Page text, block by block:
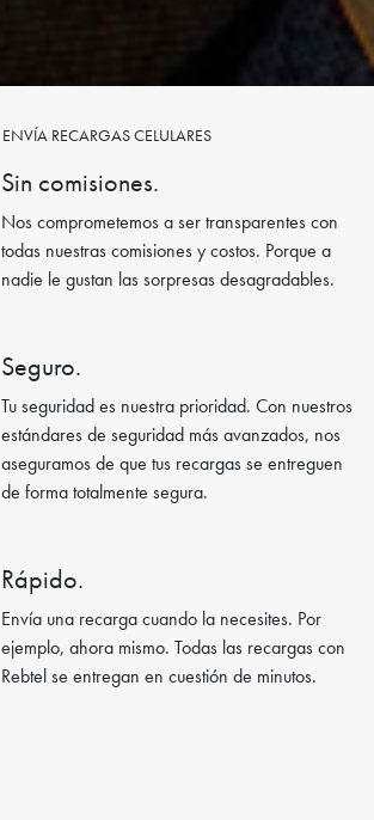
ENVÍA RECARGAS CELULARES
Sin comisiones.
Nos comprometemos a ser transparentes con
todas nuestras comisiones y costos. Porque a
nadie le gustan las sorpresas desagradables.
Seguro.
Tu seguridad es nuestra prioridad. Con nuestros
estándares de seguridad más avanzados, nos
aseguramos de que tus recargas se entreguen
de forma totalmente segura.
Rápido.
Envía una recarga cuando la necesites. Por
ejemplo, ahora mismo. Todas las recargas con
Rebtel se entregan en cuestión de minutos.